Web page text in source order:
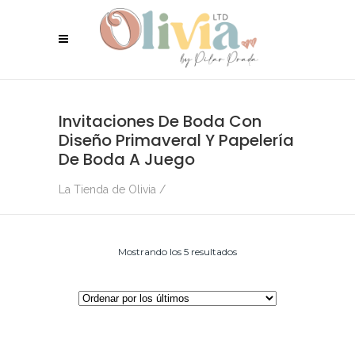
Invitaciones De Boda Con
Diseño Primaveral Y Papelería
De Boda A Juego
La Tienda de Olivia /
Mostrando los 5 resultadosOrdenado
los